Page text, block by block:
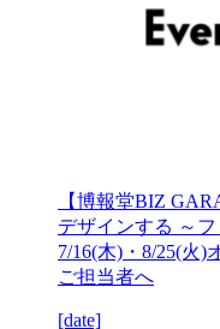
【博報堂BIZ
デザインする ～
7/16(木)・8/25(火
ご担当者へ
[date]